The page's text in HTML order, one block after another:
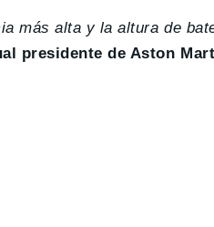
más alta y la altura de
presidente de Aston